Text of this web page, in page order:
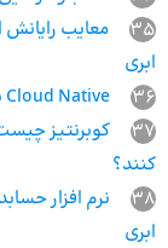
35
معایب
ابری
36
37
کوبرنتیز
کنند؟
38
نرم افزار
ابری